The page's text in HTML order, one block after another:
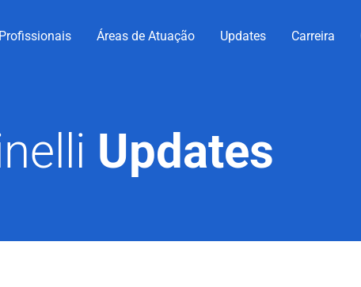
Profissionais Áreas de Atuação Updates Carreira
Updates